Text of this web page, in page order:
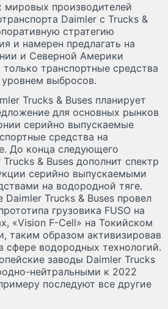
производителей
Daimler c Trucks &
стратегию
и намерен предлагать на
и Северной Америки
транспортные средства
выбросов.
Trucks & Buses планирует
для основных рынков
серийно выпускаемые
средства на
До конца следующего
& Buses дополнит спектр
серийно выпускаемыми
на водородной тяге.
Trucks & Buses провел
грузовика FUSO на
«Vision F-Cell» на Токийском
таким образом активизировав
сфере водородных технологий.
заводы Daimler Trucks
нейтральными к 2022
последуют все другие